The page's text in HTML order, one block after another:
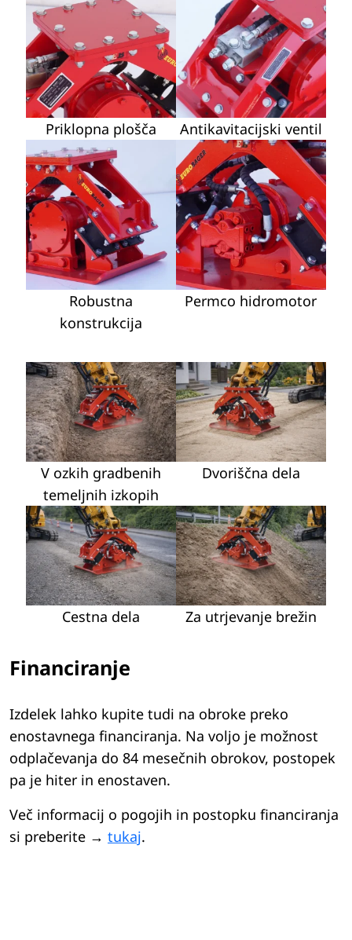
Priklopna plošča Antikavitacijski ventil
Robustna
konstrukcija
Permco hidromotor
V ozkih gradbenih
temeljnih izkopih
Dvoriščna dela
Cestna dela Za utrjevanje brežin
Financiranje
Izdelek lahko kupite tudi na obroke preko
enostavnega financiranja. Na voljo je možnost
odplačevanja do 84 mesečnih obrokov, postopek
pa je hiter in enostaven.
Več informacij o pogojih in postopku financiranja
si preberite → tukaj.